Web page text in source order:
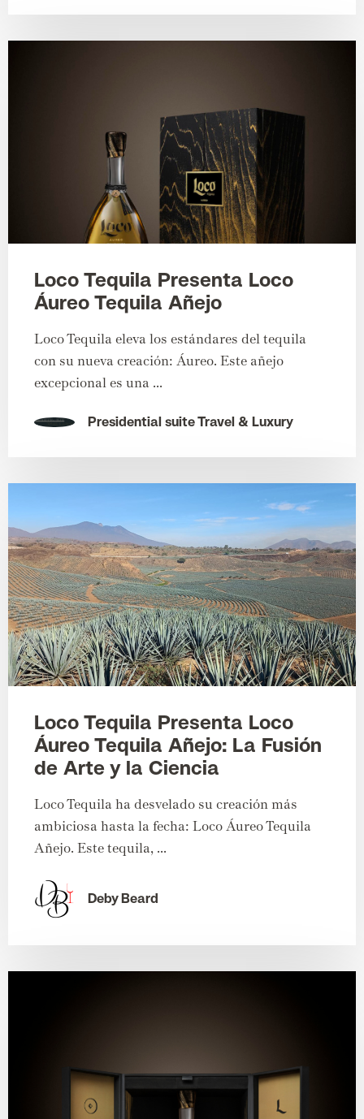
Loco Tequila Presenta Loco
Áureo Tequila Añejo
Loco Tequila eleva los estándares del tequila
con su nueva creación: Áureo. Este añejo
excepcional es una ...
Presidential suite Travel & Luxury
Loco Tequila Presenta Loco
Áureo Tequila Añejo: La Fusión
de Arte y la Ciencia
Loco Tequila ha desvelado su creación más
ambiciosa hasta la fecha: Loco Áureo Tequila
Añejo. Este tequila, ...
Deby Beard